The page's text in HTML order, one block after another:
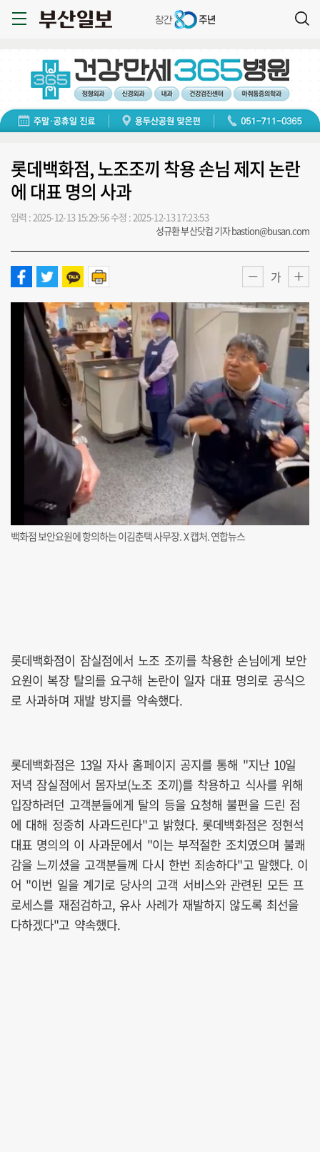
롯데백화점, 노조조끼 착용 손님 제지 논란
에 대표 명의 사과
입력 : 2025-12-13 15:29:56수정 : 2025-12-13 17:23:53
성규환 부산닷컴 기자 bastion@busan.com
가
백화점 보안요원에 항의하는 이김춘택 사무장. X 캡처. 연합뉴스
롯데백화점이 잠실점에서 노조 조끼를 착용한 손님에게 보안
요원이 복장 탈의를 요구해 논란이 일자 대표 명의로 공식으
로 사과하며 재발 방지를 약속했다.
롯데백화점은 13일 자사 홈페이지 공지를 통해 "지난 10일
저녁 잠실점에서 몸자보(노조 조끼)를 착용하고 식사를 위해
입장하려던 고객분들에게 탈의 등을 요청해 불편을 드린 점
에 대해 정중히 사과드린다"고 밝혔다. 롯데백화점은 정현석
대표 명의의 이 사과문에서 "이는 부적절한 조치였으며 불쾌
감을 느끼셨을 고객분들께 다시 한번 죄송하다"고 말했다. 이
어 "이번 일을 계기로 당사의 고객 서비스와 관련된 모든 프
로세스를 재점검하고, 유사 사례가 재발하지 않도록 최선을
다하겠다"고 약속했다.